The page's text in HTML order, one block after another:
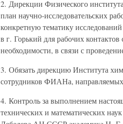
2. Дирекции Физического
план научно-исследовательских
конкретную тематику
в г. Горький для рабочих
необходимости, в связи с
3. Обязать дирекцию Института
сотрудников ФИАНа,
4. Контроль за выполнением
технических и математических